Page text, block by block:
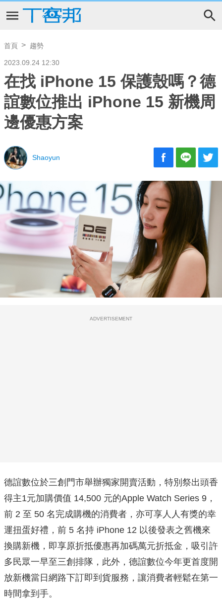
首頁 趨勢
2023.09.24 12:30
在找 iPhone 15 保護殼嗎？德
誼數位推出 iPhone 15 新機周
邊優惠方案
Shaoyun
ADVERTISEMENT
德誼數位於三創門市舉辦獨家開賣活動，特別祭出頭香
得主1元加購價值 14,500 元的Apple Watch Series 9，
前 2 至 50 名完成購機的消費者，亦可享人人有獎的幸
運扭蛋好禮，前 5 名持 iPhone 12 以後發表之舊機來
換購新機，即享原折抵優惠再加碼萬元折抵金，吸引許
多民眾一早至三創排隊，此外，德誼數位今年更首度開
放新機當日網路下訂即到貨服務，讓消費者輕鬆在第一
時間拿到手。